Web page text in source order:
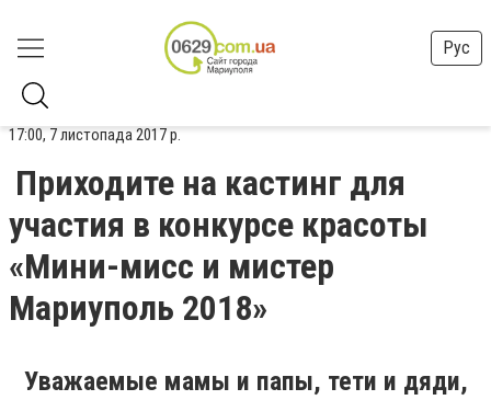
Рус
17:00, 7 листопада 2017 р.
Приходите на кастинг для
участия в конкурсе красоты
«Мини-мисс и мистер
Мариуполь 2018»
Уважаемые мамы и папы, тети и дяди,